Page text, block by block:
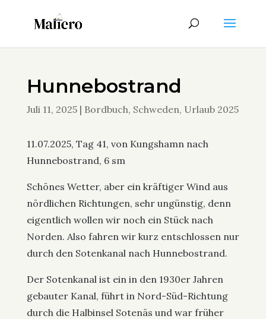
Hunnebostrand
Juli 11, 2025| Bordbuch, Schweden, Urlaub 2025
11.07.2025, Tag 41, von Kungshamn nach
Hunnebostrand, 6 sm
Schönes Wetter, aber ein kräftiger Wind aus
nördlichen Richtungen, sehr ungünstig, denn
eigentlich wollen wir noch ein Stück nach
Norden. Also fahren wir kurz entschlossen nur
durch den Sotenkanal nach Hunnebostrand.
Der Sotenkanal ist ein in den 1930er Jahren
gebauter Kanal, führt in Nord-Süd-Richtung
durch die Halbinsel Sotenäs und war früher